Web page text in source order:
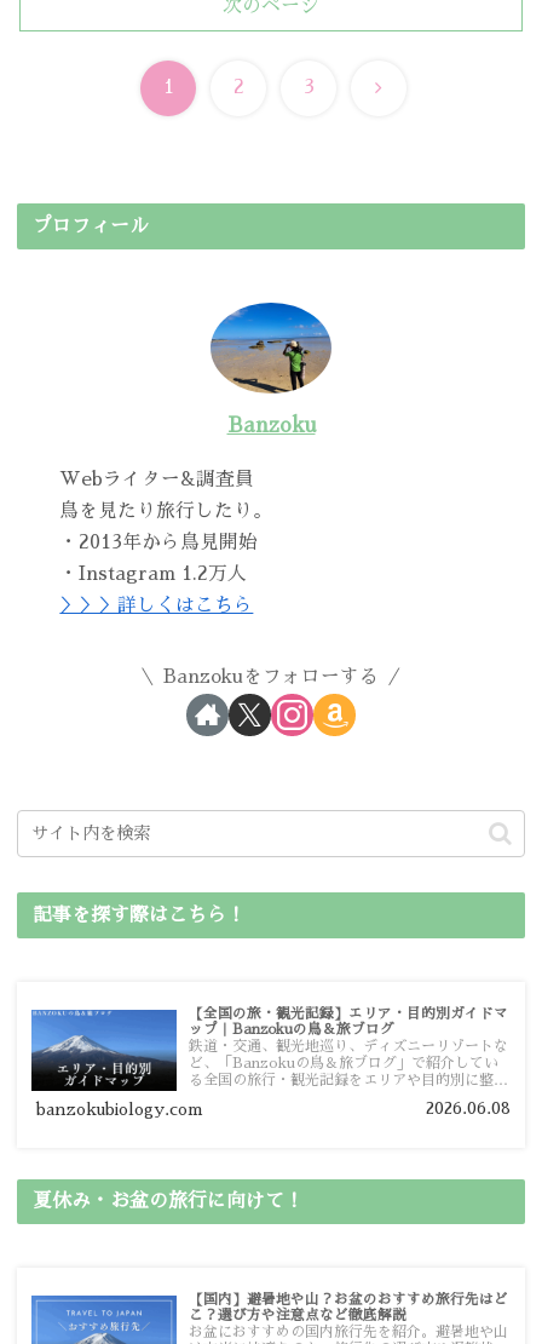
次のページ
1 2 3 次
プロフィール
Banzoku
Webライター&調査員
鳥を見たり旅行したり。
・2013年から鳥見開始
・Instagram 1.2万人
＞＞＞詳しくはこちら
Banzokuをフォローする
記事を探す際はこちら！
【全国の旅・観光記録】エリア・目的別ガイドマ
ップ｜Banzokuの鳥＆旅ブログ
鉄道・交通、観光地巡り、ディズニーリゾートな
ど、「Banzokuの鳥＆旅ブログ」で紹介してい
る全国の旅行・観光記録をエリアや目的別に整理
ガイドマップからスムーズに見つけていただけま
banzokubiology.com 2026.06.08
夏休み・お盆の旅行に向けて！
【国内】避暑地や山？お盆のおすすめ旅行先はど
こ？選び方や注意点など徹底解説
お盆におすすめの国内旅行先を紹介。避暑地や山